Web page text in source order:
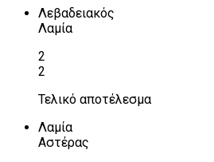
Λεβαδειακός
Λαμία
2
2
Τελικό αποτέλεσμα
Λαμία
Αστέρας